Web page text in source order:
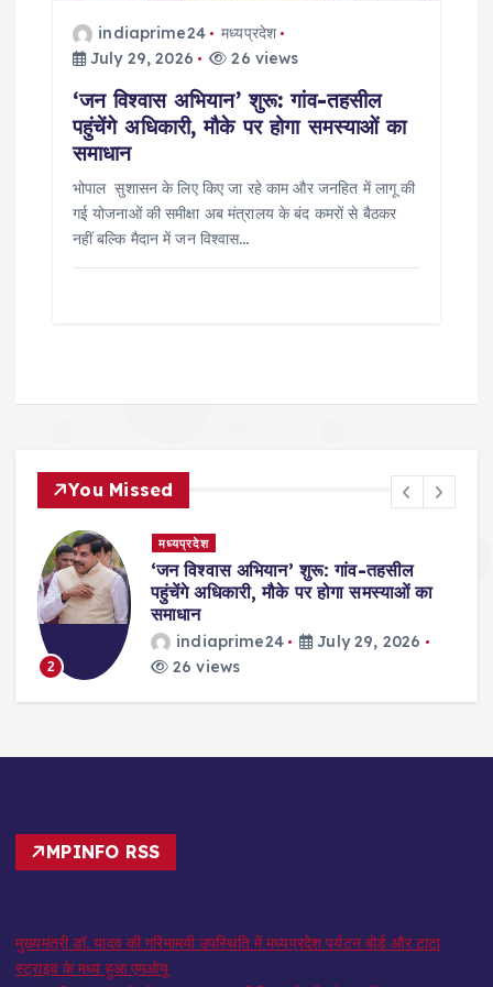
indiaprime24
मध्यप्रदेश
July 29, 2026
26 views
‘जन विश्वास अभियान’ शुरू: गांव-तहसील
पहुंचेंगे अधिकारी, मौके पर होगा समस्याओं का
समाधान
भोपाल सुशासन के लिए किए जा रहे काम और जनहित में लागू की
गई योजनाओं की समीक्षा अब मंत्रालय के बंद कमरों से बैठकर
नहीं बल्कि मैदान में जन विश्वास…
You Missed
2
मध्यप्रदेश
‘जन विश्वास अभियान’ शुरू: गांव-तहसील
पहुंचेंगे अधिकारी, मौके पर होगा समस्याओं का
समाधान
indiaprime24
July 29, 2026
26 views
MPINFO RSS
मुख्यमंत्री डॉ. यादव की गरिमामयी उपस्थिति में मध्यप्रदेश पर्यटन बोर्ड और टाटा
स्ट्राइव के मध्य हुआ एमओयू